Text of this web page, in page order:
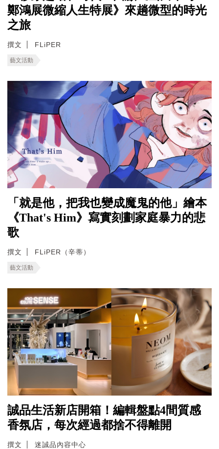
鄭鴻展微縮人生特展》來趟微型的時光
之旅
撰文 FLiPER
藝文活動
「就是他，把我也變成魔鬼的他」繪本
《That's Him》寫實刻劃家庭暴力的悲
歌
撰文 FLiPER（辛蒂）
藝文活動
誠品生活新店開箱！編輯盤點4間質感
香氛店，每次經過都捨不得離開
撰文 迷誠品內容中心